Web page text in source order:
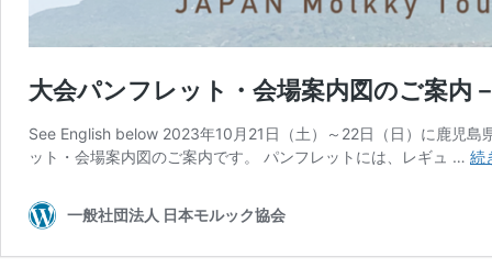
大会パンフレット・会場案内図のご案
See English below 2023年10月21日（土）～22日（日）に鹿児
ット・会場案内図のご案内です。 パンフレットには、レギュ … 続
一般社団法人 日本モルック協会